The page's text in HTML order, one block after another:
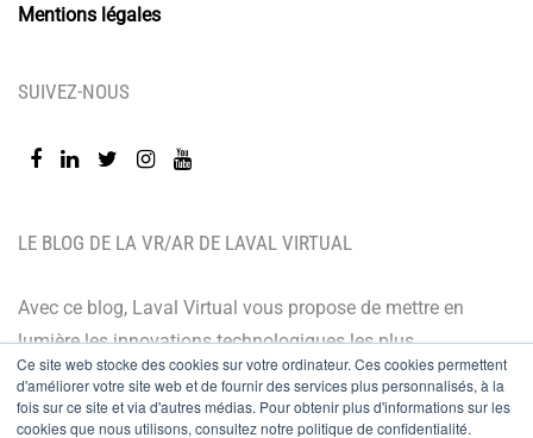
Ce site web stocke des cookies sur votre ordinateur. Ces cookies permettent
d'améliorer votre site web et de fournir des services plus personnalisés, à la
fois sur ce site et via d'autres médias. Pour obtenir plus d'informations sur les
cookies que nous utilisons, consultez notre politique de confidentialité.
LE BLOG DE LA VR/AR DE LAVAL VIRTUAL
Avec ce blog, Laval Virtual vous propose de mettre en
lumière les innovations technologiques les plus
récentes et les dernières tendances. Orienté BtoB, le
blog de Laval Virtual s’adresse à tous ceux qui désirent
Mentions légales
SUIVEZ-NOUS